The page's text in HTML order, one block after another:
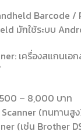
Barcode /
มักใช้ระบบ
เครื่องสแกนเ
– 8,000 บาท
(ทนทานสู
(เช่น Brother